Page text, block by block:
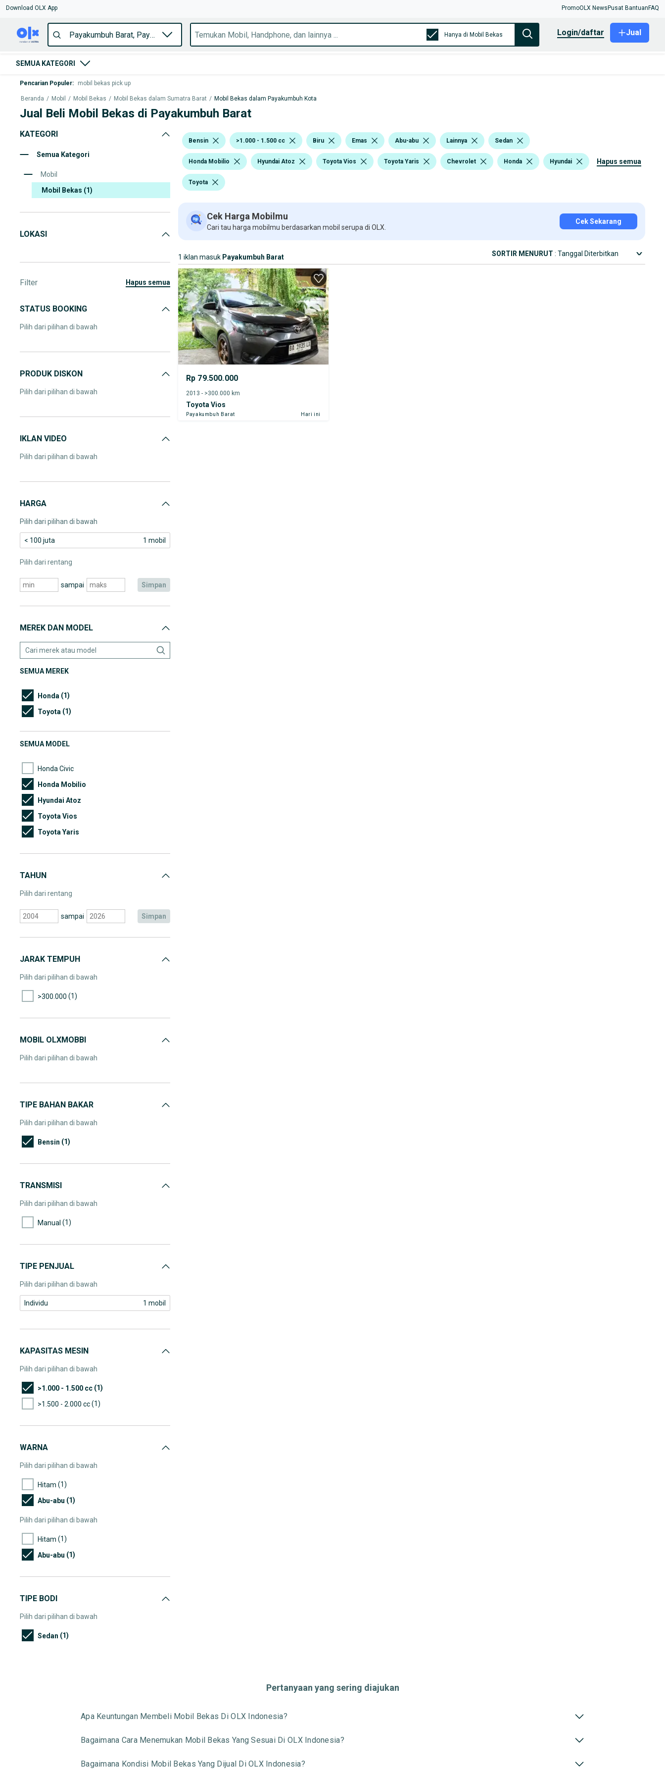
Download OLX App PromoOLX News Pusat Bantuan FAQ
Hanya di Mobil Bekas login/daftar Jual
SEMUA KATEGORI
Pencarian Populer: mobil bekas pick up
Beranda / Mobil / Mobil Bekas / Mobil Bekas dalam Sumatra Barat / Mobil Bekas dalam Payakumbuh Kota
Jual Beli Mobil Bekas di Payakumbuh Barat
KATEGORI
Semua Kategori
Mobil
Mobil Bekas (1)
LOKASI
Filter hapus semua
STATUS BOOKING
Pilih dari pilihan di bawah
PRODUK DISKON
Pilih dari pilihan di bawah
IKLAN VIDEO
Pilih dari pilihan di bawah
HARGA
Pilih dari pilihan di bawah
< 100 juta 1 mobil
Pilih dari rentang
sampai simpan
MEREK DAN MODEL
SEMUA MEREK
Honda (1)
Toyota (1)
SEMUA MODEL
Honda Civic
Honda Mobilio
Hyundai Atoz
Toyota Vios
Toyota Yaris
TAHUN
Pilih dari rentang
sampai simpan
JARAK TEMPUH
Pilih dari pilihan di bawah
>300.000 (1)
MOBIL OLXMOBBI
Pilih dari pilihan di bawah
TIPE BAHAN BAKAR
Pilih dari pilihan di bawah
Bensin (1)
TRANSMISI
Pilih dari pilihan di bawah
Manual (1)
TIPE PENJUAL
Pilih dari pilihan di bawah
Individu 1 mobil
KAPASITAS MESIN
Pilih dari pilihan di bawah
>1.000 - 1.500 cc (1)
>1.500 - 2.000 cc(1)
WARNA
Pilih dari pilihan di bawah
Hitam (1)
Abu-abu (1)
Pilih dari pilihan di bawah
Hitam (1)
Abu-abu (1)
TIPE BODI
Pilih dari pilihan di bawah
Sedan (1)
Bensin >1.000 - 1.500 cc Biru Emas Abu-abu Lainnya Sedan
Honda Mobilio Hyundai Atoz Toyota Vios Toyota Yaris Chevrolet Honda Hyundai
Toyota
hapus semua
Cek Harga Mobilmu
Cari tau harga mobilmu berdasarkan mobil serupa di OLX.
Cek Sekarang
1 iklan masuk Payakumbuh Barat SORTIR MENURUT : Tanggal Diterbitkan
Rp 79.500.000
2013 - >300.000 km
Toyota Vios
Payakumbuh Barat Hari ini
Pertanyaan yang sering diajukan
Apa Keuntungan Membeli Mobil Bekas Di OLX Indonesia?
Bagaimana Cara Menemukan Mobil Bekas Yang Sesuai Di OLX Indonesia?
Bagaimana Kondisi Mobil Bekas Yang Dijual Di OLX Indonesia?